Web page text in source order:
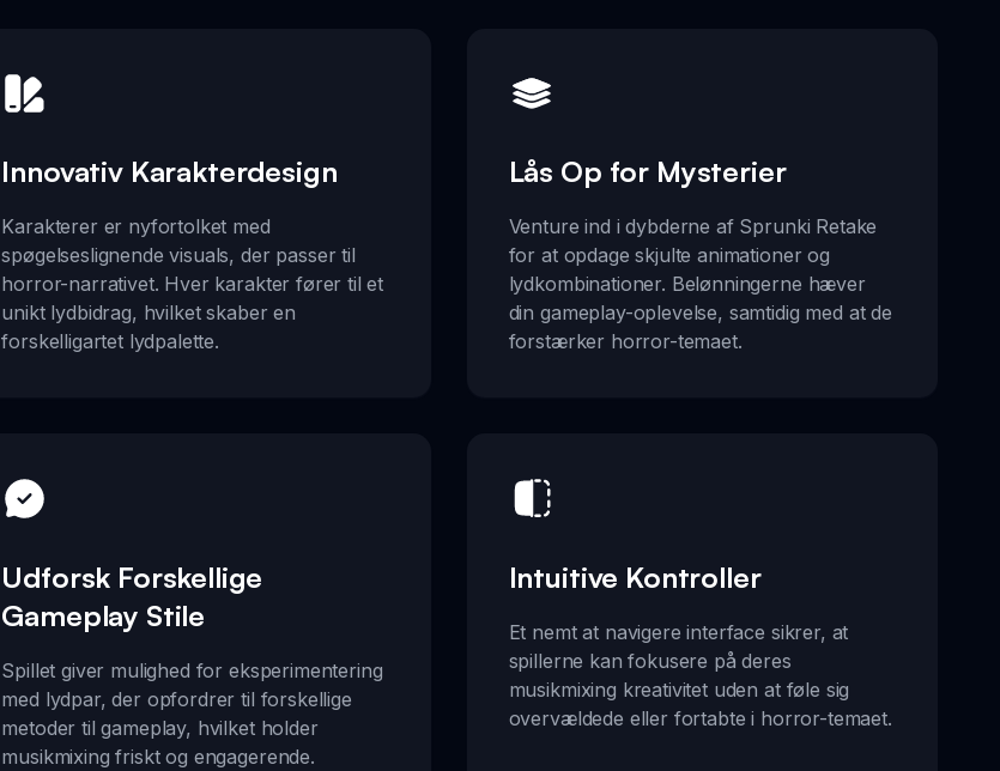
Innovativ Karakterdesign
Karakterer er nyfortolket med
spøgelseslignende visuals, der passer til
horror-narrativet. Hver karakter fører til et
unikt lydbidrag, hvilket skaber en
forskelligartet lydpalette.
Lås Op for Mysterier
Venture ind i dybderne af Sprunki Retake
for at opdage skjulte animationer og
lydkombinationer. Belønningerne hæver
din gameplay-oplevelse, samtidig med at de
forstærker horror-temaet.
Udforsk Forskellige
Gameplay Stile
Spillet giver mulighed for eksperimentering
med lydpar, der opfordrer til forskellige
metoder til gameplay, hvilket holder
musikmixing friskt og engagerende.
Intuitive Kontroller
Et nemt at navigere interface sikrer, at
spillerne kan fokusere på deres
musikmixing kreativitet uden at føle sig
overvældede eller fortabte i horror-temaet.